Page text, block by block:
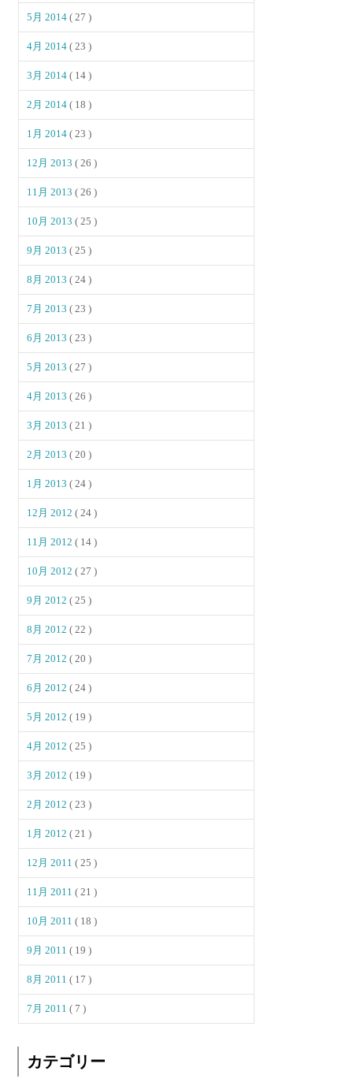
5月 2014( 27 )
4月 2014( 23 )
3月 2014( 14 )
2月 2014( 18 )
1月 2014( 23 )
12月 2013( 26 )
11月 2013( 26 )
10月 2013( 25 )
9月 2013( 25 )
8月 2013( 24 )
7月 2013( 23 )
6月 2013( 23 )
5月 2013( 27 )
4月 2013( 26 )
3月 2013( 21 )
2月 2013( 20 )
1月 2013( 24 )
12月 2012( 24 )
11月 2012( 14 )
10月 2012( 27 )
9月 2012( 25 )
8月 2012( 22 )
7月 2012( 20 )
6月 2012( 24 )
5月 2012( 19 )
4月 2012( 25 )
3月 2012( 19 )
2月 2012( 23 )
1月 2012( 21 )
12月 2011( 25 )
11月 2011( 21 )
10月 2011( 18 )
9月 2011( 19 )
8月 2011( 17 )
7月 2011( 7 )
カテゴリー